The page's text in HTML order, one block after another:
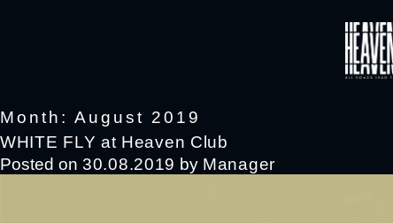
Month: August 2019
WHITE FLY at Heaven Club
Posted on 30.08.2019 by Manager